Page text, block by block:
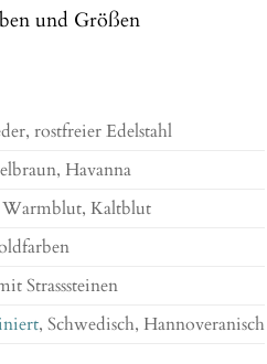
und Größen
rostfreier Edelstahl
Havanna
Kaltblut
Strasssteinen
, Schwedisch, Hannoveranisch